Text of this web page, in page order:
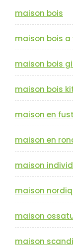
maison bois
maison bois a
maison bois
maison bois
maison en
maison en
maison
maison
maison
maison